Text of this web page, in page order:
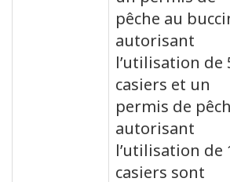
pêche au
autorisant
l’utilisation de
casiers et un
permis de
autorisant
l’utilisation de
casiers sont